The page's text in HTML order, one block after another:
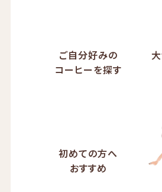
ご自分好みの
コーヒーを探す
初めての方へ
おすすめ